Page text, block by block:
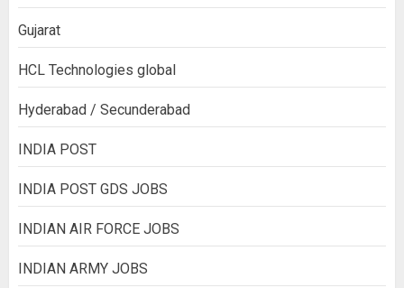
Gujarat
HCL Technologies global
Hyderabad / Secunderabad
INDIA POST
INDIA POST GDS JOBS
INDIAN AIR FORCE JOBS
INDIAN ARMY JOBS